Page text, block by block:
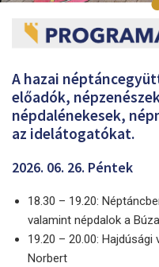
A hazai
előadók,
népdalénekesek,
az idelátogatókat.
2026. 06. 26. Péntek
18.30 – 19.20:
valamint népdalok a
19.20 – 20.00:
Norbert